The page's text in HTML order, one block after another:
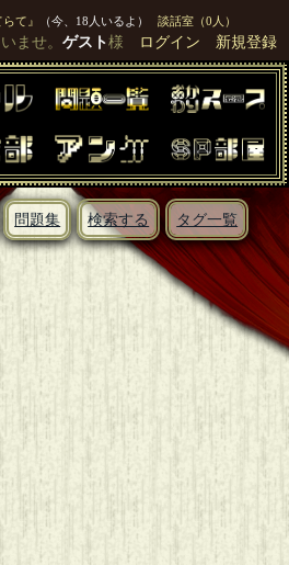
て』 （今、18人いるよ） 談話室（0人）
ませ。 ゲスト様 ログイン 新規登録
問題集 検索する タグ一覧